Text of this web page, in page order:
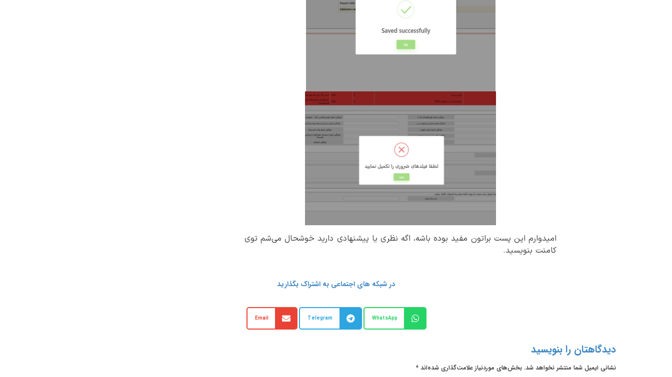
امیدوارم این پست براتون مفید بوده باشه، اگه نظری یا پیشنهادی دارید خوشحال می‌شم توی
کامنت بنویسید.
در شبکه های اجتماعی به اشتراک بگذارید
WhatsApp
Telegram
Email
دیدگاهتان را بنویسید
نشانی ایمیل شما منتشر نخواهد شد. بخش‌های موردنیاز علامت‌گذاری شده‌اند *